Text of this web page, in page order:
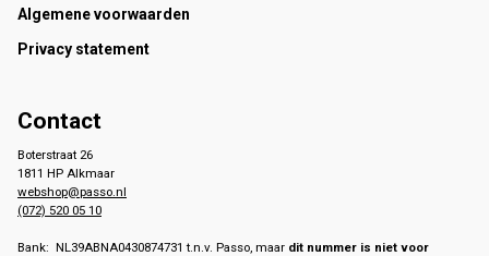
Footer
Algemene voorwaarden
Privacy statement
Contact
Boterstraat 26
1811 HP Alkmaar
webshop@passo.nl
(072) 520 05 10
Bank: NL39ABNA0430874731 t.n.v. Passo, maar dit nummer is niet voor